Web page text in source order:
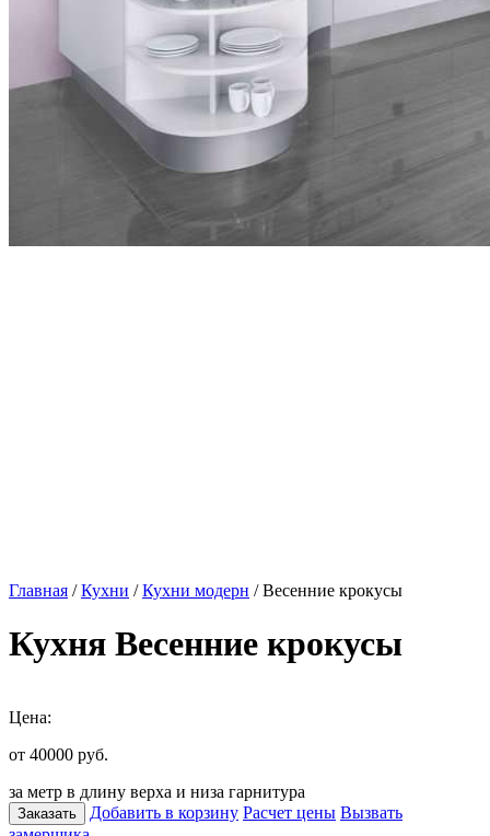
Главная /Кухни /Кухни модерн / Весенние крокусы
Кухня Весенние крокусы
Цена:
от 40000 руб.
за метр в длину верха и низа гарнитура
Заказать Добавить в корзину Расчет цены Вызвать